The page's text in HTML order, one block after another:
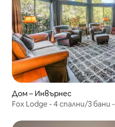
Дом – Инвърнес
Fox Lodge - 4 спални/3